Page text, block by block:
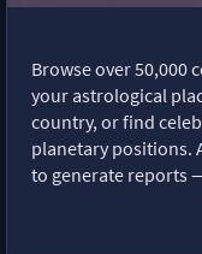
Browse over 50,000
your astrological
country, or find
planetary positions.
to generate reports